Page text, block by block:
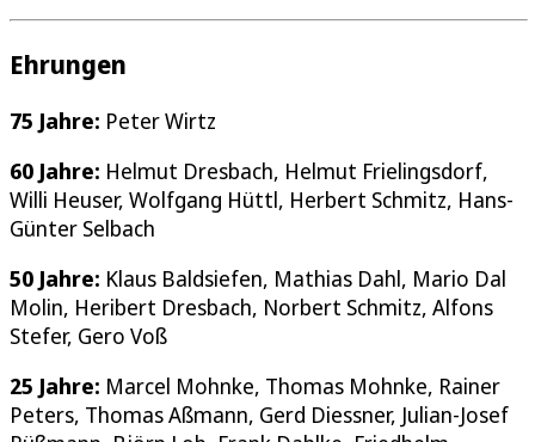
Ehrungen
75 Jahre: Peter Wirtz
60 Jahre: Helmut Dresbach, Helmut Frielingsdorf,
Willi Heuser, Wolfgang Hüttl, Herbert Schmitz, Hans-
Günter Selbach
50 Jahre: Klaus Baldsiefen, Mathias Dahl, Mario Dal
Molin, Heribert Dresbach, Norbert Schmitz, Alfons
Stefer, Gero Voß
25 Jahre: Marcel Mohnke, Thomas Mohnke, Rainer
Peters, Thomas Aßmann, Gerd Diessner, Julian-Josef